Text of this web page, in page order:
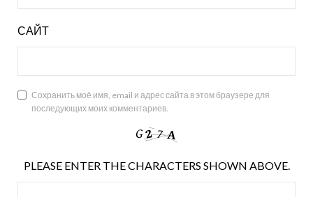
САЙТ
Сохранить моё имя, email и адрес сайта в этом браузере для
последующих моих комментариев.
PLEASE ENTER THE CHARACTERS SHOWN ABOVE.